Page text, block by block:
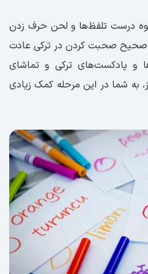
درست تلفظ‌ها و لحن حرف زدن
صحیح صحبت کردن در ترکی عادت
و پادکست‌های ترکی و تماشای
به شما در این مرحله کمک زیادی